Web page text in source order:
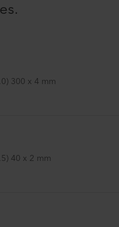
300 x 4 mm
40 x 2 mm